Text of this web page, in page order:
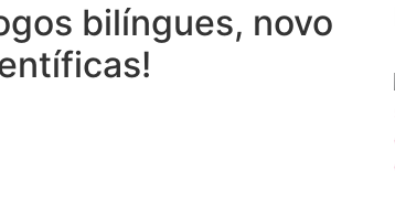
bilíngues, novo